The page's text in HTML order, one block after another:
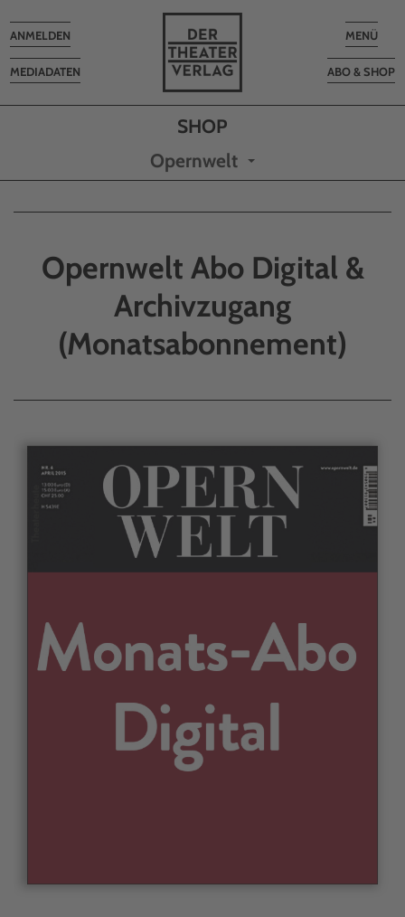
Toggle
MENÜ
ABO & SHOP
MEDIADATEN
Toggle
navigation
ANMELDEN
Opernwelt
Opernwelt Abo Digital &
Archivzugang
(Monatsabonnement)